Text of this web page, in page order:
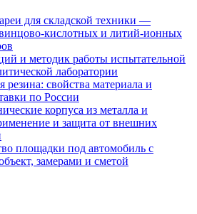
для складской техники —
кислотных и литий-ионных
и методик работы испытательной
лаборатории
резина: свойства материала и
по России
корпуса из металла и
и защита от внешних
площадки под автомобиль с
замерами и сметой